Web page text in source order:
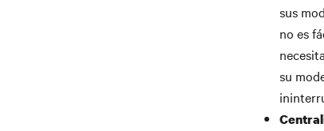
sus
no es
su